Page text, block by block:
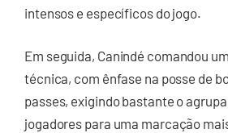
intensos e específicos do jogo.
Em seguida, Canindé comandou
técnica, com ênfase na posse de
passes, exigindo bastante o
jogadores para uma marcação